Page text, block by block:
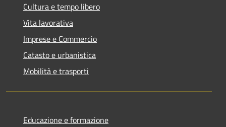
Cultura e tempo libero
Vita lavorativa
Imprese e Commercio
Catasto e urbanistica
Mobilità e trasporti
Educazione e formazione